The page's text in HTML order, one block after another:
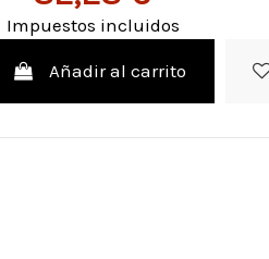
Impuestos incluidos
Añadir al carrito